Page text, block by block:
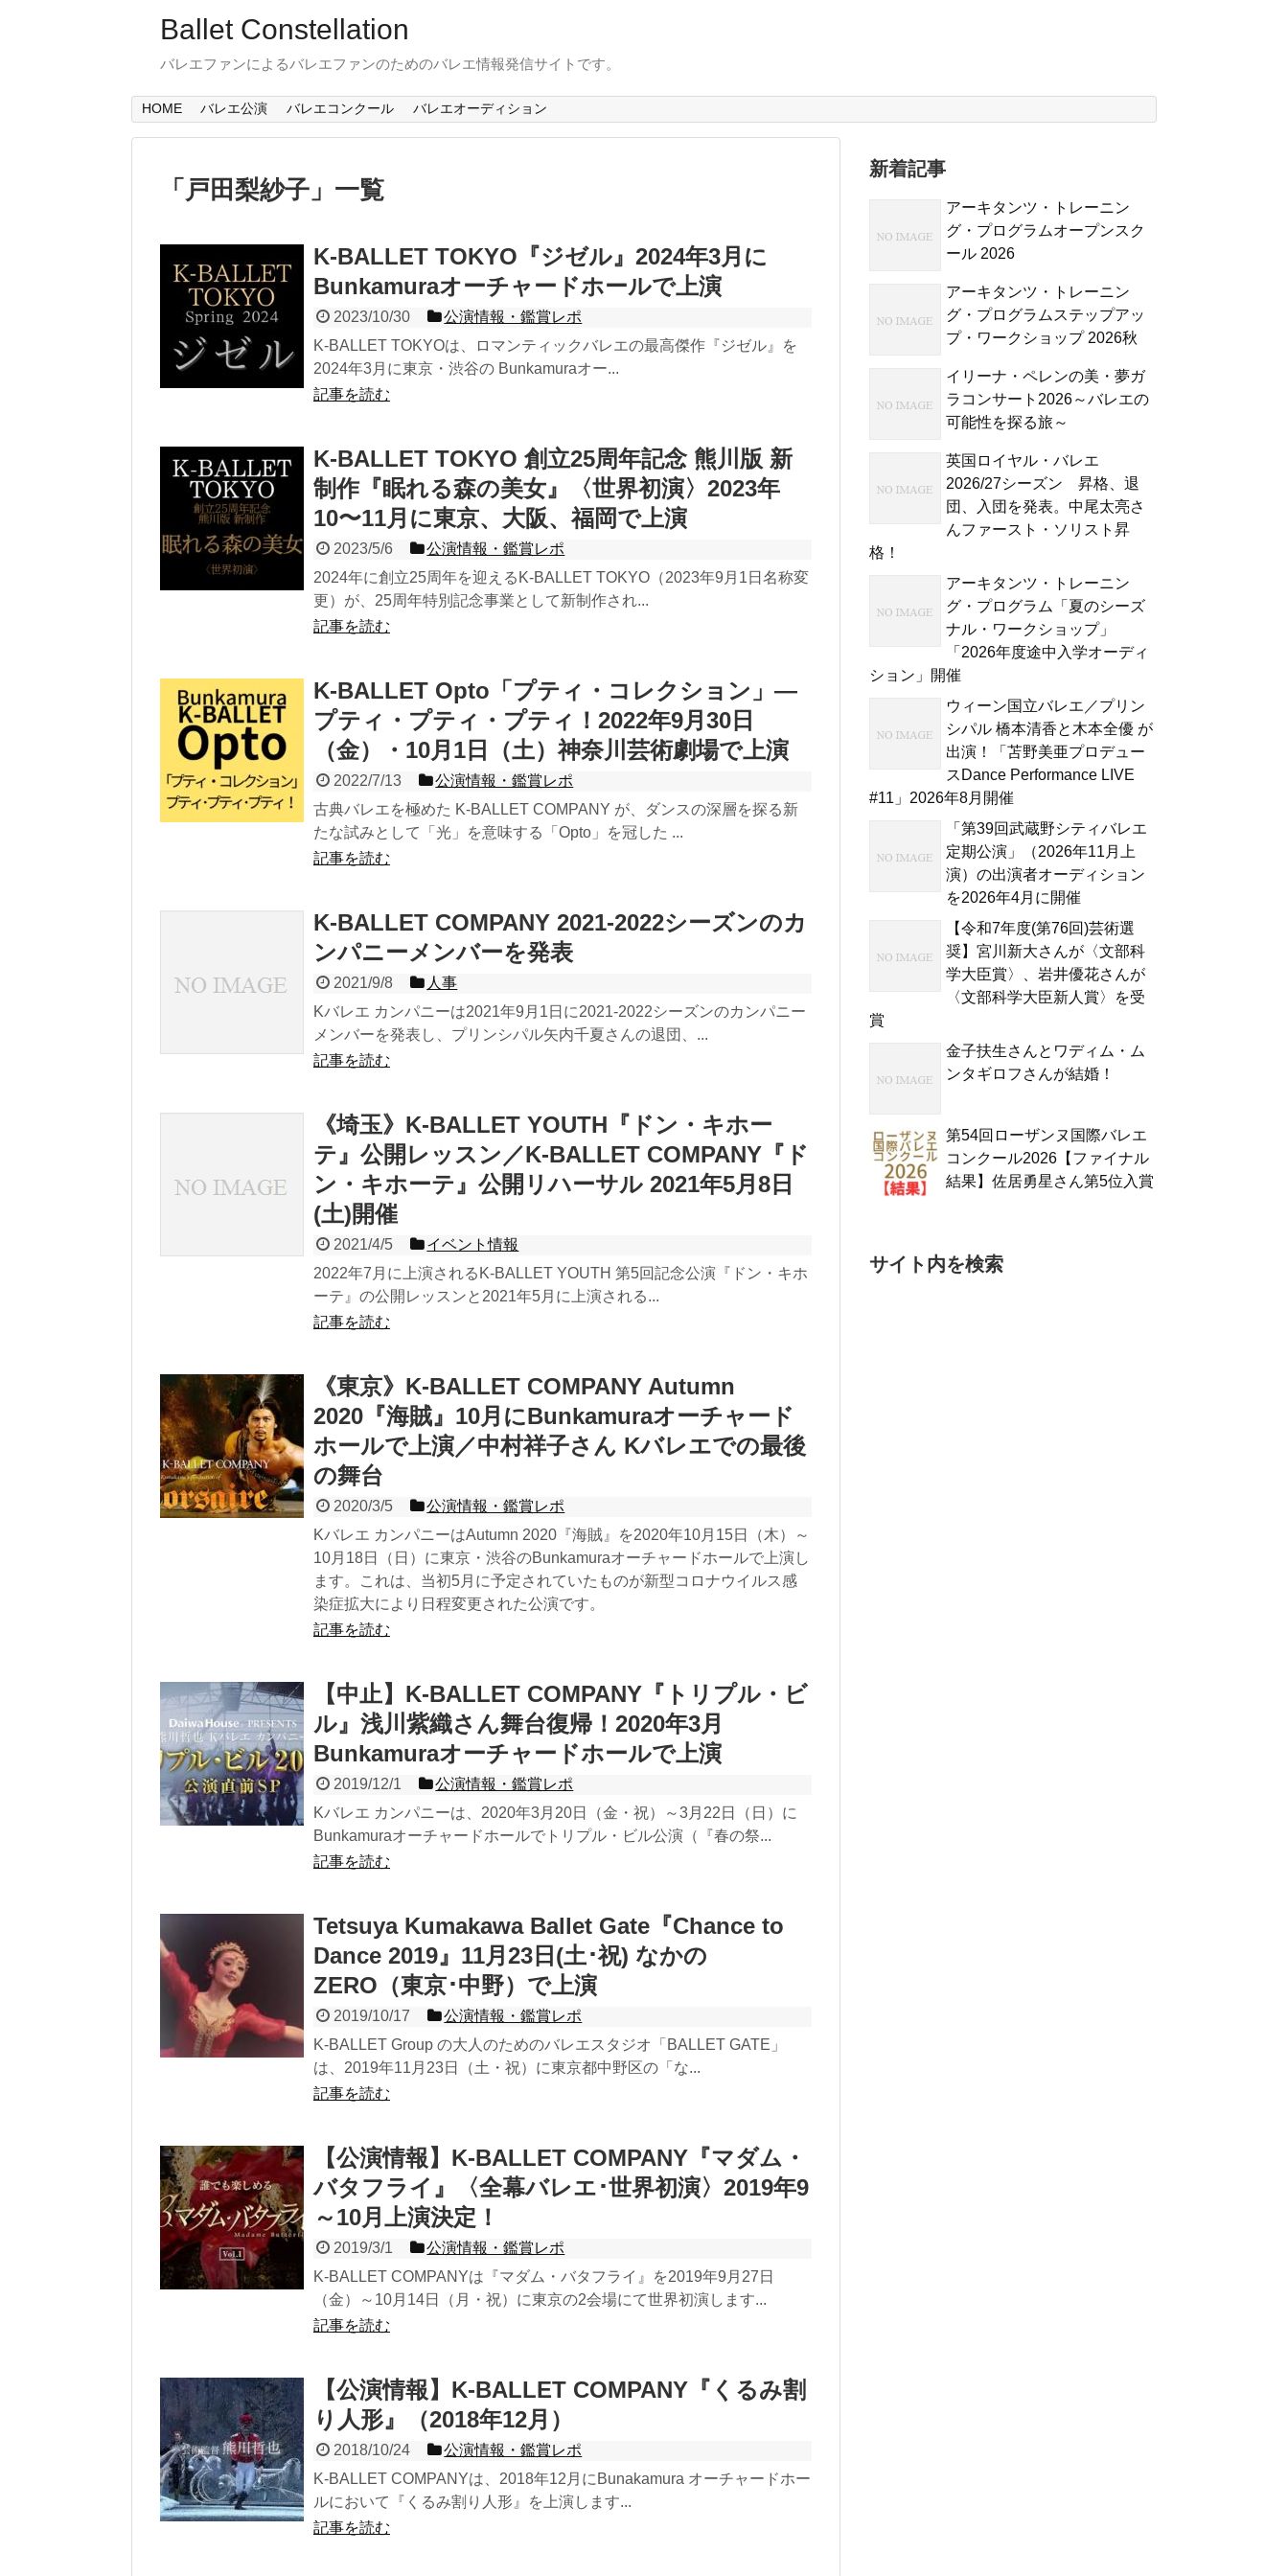
Ballet Constellation
バレエファンによるバレエファンのためのバレエ情報発信サイトです。
HOME バレエ公演 バレエコンクール バレエオーディション
「 戸田梨紗子 」 一覧
K-BALLET TOKYO『ジゼル』2024年3月に
Bunkamuraオーチャードホールで上演
2023/10/30
公演情報・鑑賞レポ
K-BALLET TOKYOは、ロマンティックバレエの最高傑作『ジゼル』を
2024年3月に東京・渋谷の Bunkamuraオー...
記事を読む
K-BALLET TOKYO 創立25周年記念 熊川版 新
制作『眠れる森の美女』〈世界初演〉2023年
10〜11月に東京、大阪、福岡で上演
2023/5/6
公演情報・鑑賞レポ
2024年に創立25周年を迎えるK-BALLET TOKYO（2023年9月1日名称変
更）が、25周年特別記念事業として新制作され...
記事を読む
K-BALLET Opto「プティ・コレクション」―
プティ・プティ・プティ！2022年9月30日
（金）・10月1日（土）神奈川芸術劇場で上演
2022/7/13
公演情報・鑑賞レポ
古典バレエを極めた K-BALLET COMPANY が、ダンスの深層を探る新
たな試みとして「光」を意味する「Opto」を冠した ...
記事を読む
K-BALLET COMPANY 2021-2022シーズンのカ
ンパニーメンバーを発表
2021/9/8
人事
Kバレエ カンパニーは2021年9月1日に2021-2022シーズンのカンパニー
メンバーを発表し、プリンシパル矢内千夏さんの退団、...
記事を読む
《埼玉》K-BALLET YOUTH『ドン・キホー
テ』公開レッスン／K-BALLET COMPANY『ド
ン・キホーテ』公開リハーサル 2021年5月8日
(土)開催
2021/4/5
イベント情報
2022年7月に上演されるK-BALLET YOUTH 第5回記念公演『ドン・キホ
ーテ』の公開レッスンと2021年5月に上演される...
記事を読む
《東京》K-BALLET COMPANY Autumn
2020『海賊』10月にBunkamuraオーチャード
ホールで上演／中村祥子さん Kバレエでの最後
の舞台
2020/3/5
公演情報・鑑賞レポ
Kバレエ カンパニーはAutumn 2020『海賊』を2020年10月15日（木）～
10月18日（日）に東京・渋谷のBunkamuraオーチャードホールで上演し
ます。これは、当初5月に予定されていたものが新型コロナウイルス感
染症拡大により日程変更された公演です。
記事を読む
【中止】K-BALLET COMPANY『トリプル・ビ
ル』浅川紫織さん舞台復帰！2020年3月
Bunkamuraオーチャードホールで上演
2019/12/1
公演情報・鑑賞レポ
Kバレエ カンパニーは、2020年3月20日（金・祝）～3月22日（日）に
Bunkamuraオーチャードホールでトリプル・ビル公演（『春の祭...
記事を読む
Tetsuya Kumakawa Ballet Gate『Chance to
Dance 2019』11月23日(土･祝) なかの
ZERO（東京･中野）で上演
2019/10/17
公演情報・鑑賞レポ
K-BALLET Group の大人のためのバレエスタジオ「BALLET GATE」
は、2019年11月23日（土・祝）に東京都中野区の「な...
記事を読む
【公演情報】K-BALLET COMPANY『マダム・
バタフライ』〈全幕バレエ･世界初演〉2019年9
～10月上演決定！
2019/3/1
公演情報・鑑賞レポ
K-BALLET COMPANYは『マダム・バタフライ』を2019年9月27日
（金）～10月14日（月・祝）に東京の2会場にて世界初演します...
記事を読む
【公演情報】K-BALLET COMPANY『くるみ割
り人形』（2018年12月）
2018/10/24
公演情報・鑑賞レポ
K-BALLET COMPANYは、2018年12月にBunakamura オーチャードホー
ルにおいて『くるみ割り人形』を上演します...
記事を読む
新着記事
アーキタンツ・トレーニン
グ・プログラムオープンスク
ール 2026
アーキタンツ・トレーニン
グ・プログラムステップアッ
プ・ワークショップ 2026秋
イリーナ・ペレンの美・夢ガ
ラコンサート2026～バレエの
可能性を探る旅～
英国ロイヤル・バレエ
2026/27シーズン 昇格、退
団、入団を発表。中尾太亮さ
んファースト・ソリスト昇
格！
アーキタンツ・トレーニン
グ・プログラム「夏のシーズ
ナル・ワークショップ」
「2026年度途中入学オーディ
ション」開催
ウィーン国立バレエ／プリン
シパル 橋本清香と木本全優 が
出演！「苫野美亜プロデュー
スDance Performance LIVE
#11」2026年8月開催
「第39回武蔵野シティバレエ
定期公演」（2026年11月上
演）の出演者オーディション
を2026年4月に開催
【令和7年度(第76回)芸術選
奨】宮川新大さんが〈文部科
学大臣賞〉、岩井優花さんが
〈文部科学大臣新人賞〉を受
賞
金子扶生さんとワディム・ム
ンタギロフさんが結婚！
第54回ローザンヌ国際バレエ
コンクール2026【ファイナル
結果】佐居勇星さん第5位入賞
サイト内を検索